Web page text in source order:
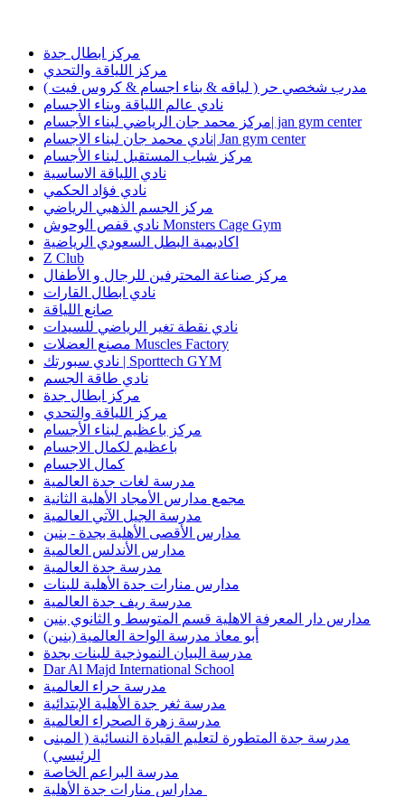
مركز ابطال جدة
مدرب شخصي حر ( لياقه & بناء اجسام & كروس فيت )
نادي عالم اللياقة وبناء الاجسام
مركز محمد جان الرياضي لبناء الأجسام| jan gym center
نادي محمد جان لبناء الاجسام| Jan gym center
مركز شباب المستقبل لبناء الأجسام
نادي اللياقة الاساسية
نادي فؤاد الحكمي
مركز الجسم الذهبي الرياضي
نادي قفص الوحوش Monsters Cage Gym
اكاديمية البطل السعودي الرياضية
Z Club
مركز صناعة المحترفين للرجال و الأطفال
نادي ابطال القارات
صانع اللياقة
نادي نقطة تغير الرياضي للسيدات
مصنع العضلات Muscles Factory
نادي سبورتك | Sporttech GYM
نادي طاقة الجسم
مركز ابطال جدة
مركز باعظيم لبناء الأجسام
باعظيم لكمال الاجسام
كمال الاجسام
مدرسة لغات جدة العالمية
مجمع مدارس الأمجاد الأهلية الثانية
مدرسة الجيل الآتي العالمية
مدارس الأقصى الأهلية بجدة - بنين
مدارس الأندلس العالمية
مدرسة جدة العالمية
مدارس منارات جدة الأهلية للبنات
مدرسة ريف جدة العالمية
مدارس دار المعرفة الاهلية قسم المتوسط و الثانوي بنين
أبو معاذ مدرسة الواحة العالمية (بنين)
مدرسة البيان النموذجية للبنات بجدة
Dar Al Majd International School
مدرسة حراء العالمية
مدرسة ثغر جدة الأهلية الإبتدائية
مدرسة زهرة الصحراء العالمية
مدرسة جدة المتطورة لتعليم القيادة النسائية ( المبنى
الرئيسي )
مدرسة البراعم الخاصة